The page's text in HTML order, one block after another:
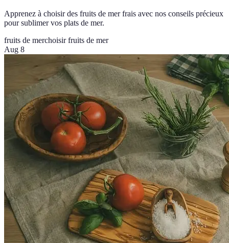
Apprenez à choisir des fruits de mer frais avec nos conseils précieux
pour sublimer vos plats de mer.
fruits de merchoisir fruits de mer
Aug 8